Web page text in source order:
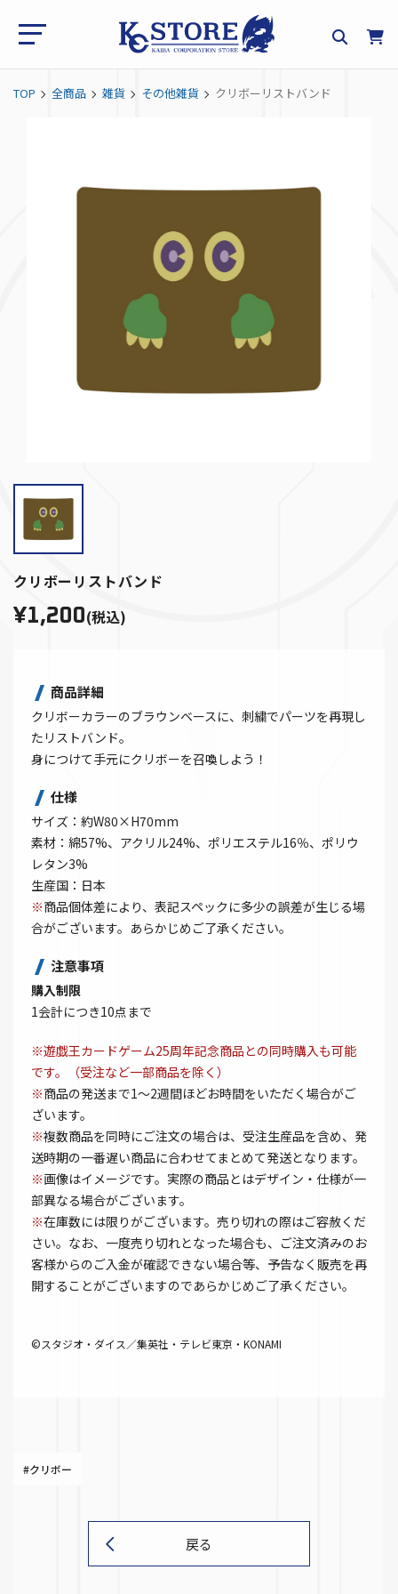
TOP 全商品 雑貨 その他雑貨 クリボーリストバンド
クリボーリストバンド
¥1,200(税込)
商品詳細
クリボーカラーのブラウンベースに、刺繍でパーツを再現し
たリストバンド。
身につけて手元にクリボーを召喚しよう！
仕様
サイズ：約W80×H70mm
素材：綿57%、アクリル24%、ポリエステル16％、ポリウ
レタン3%
生産国：日本
※商品個体差により、表記スペックに多少の誤差が生じる場
合がございます。あらかじめご了承ください。
注意事項
購入制限
1会計につき10点まで
※遊戯王カードゲーム25周年記念商品との同時購入も可能
です。（受注など一部商品を除く）
※商品の発送まで1～2週間ほどお時間をいただく場合がご
ざいます。
※複数商品を同時にご注文の場合は、受注生産品を含め、発
送時期の一番遅い商品に合わせてまとめて発送となります。
※画像はイメージです。実際の商品とはデザイン・仕様が一
部異なる場合がございます。
※在庫数には限りがございます。売り切れの際はご容赦くだ
さい。なお、一度売り切れとなった場合も、ご注文済みのお
客様からのご入金が確認できない場合等、予告なく販売を再
開することがございますのであらかじめご了承ください。
©スタジオ・ダイス／集英社・テレビ東京・KONAMI
#クリボー
戻る